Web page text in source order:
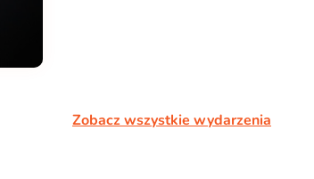
Zobacz wszystkie wydarzenia